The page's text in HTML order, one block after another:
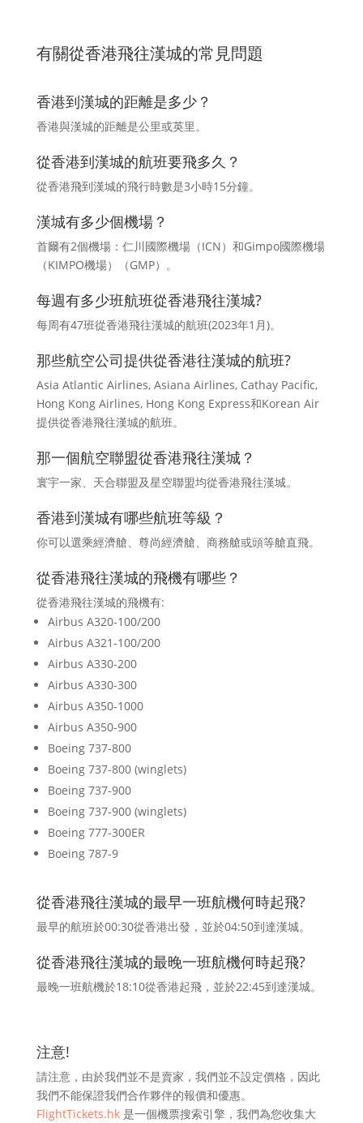
有關從香港飛往漢城的常見問題
香港到漢城的距離是多少？
香港與漢城的距離是公里或英里。
從香港到漢城的航班要飛多久？
從香港飛到漢城的飛行時數是3小時15分鐘。
漢城有多少個機場？
首爾有2個機場：仁川國際機場（ICN）和Gimpo國際機場
（KIMPO機場）（GMP）。
每週有多少班航班從香港飛往漢城?
每周有47班從香港飛往漢城的航班(2023年1月)。
那些航空公司提供從香港往漢城的航班?
Asia Atlantic Airlines, Asiana Airlines, Cathay Pacific,
Hong Kong Airlines, Hong Kong Express和Korean Air
提供從香港飛往漢城的航班。
那一個航空聯盟從香港飛往漢城？
寰宇一家、天合聯盟及星空聯盟均從香港飛往漢城。
香港到漢城有哪些航班等級？
你可以選乘經濟艙、尊尚經濟艙、商務艙或頭等艙直飛。
從香港飛往漢城的飛機有哪些？
從香港飛往漢城的飛機有:
Airbus A320-100/200
Airbus A321-100/200
Airbus A330-200
Airbus A330-300
Airbus A350-1000
Airbus A350-900
Boeing 737-800
Boeing 737-800 (winglets)
Boeing 737-900
Boeing 737-900 (winglets)
Boeing 777-300ER
Boeing 787-9
從香港飛往漢城的最早一班航機何時起飛?
最早的航班於00:30從香港出發，並於04:50到達漢城。
從香港飛往漢城的最晚一班航機何時起飛?
最晚一班航機於18:10從香港起飛，並於22:45到達漢城。
注意!
請注意，由於我們並不是賣家，我們並不設定價格，因此
我們不能保證我們合作夥伴的報價和優惠。
FlightTickets.hk是一個機票搜索引擎，我們為您收集大